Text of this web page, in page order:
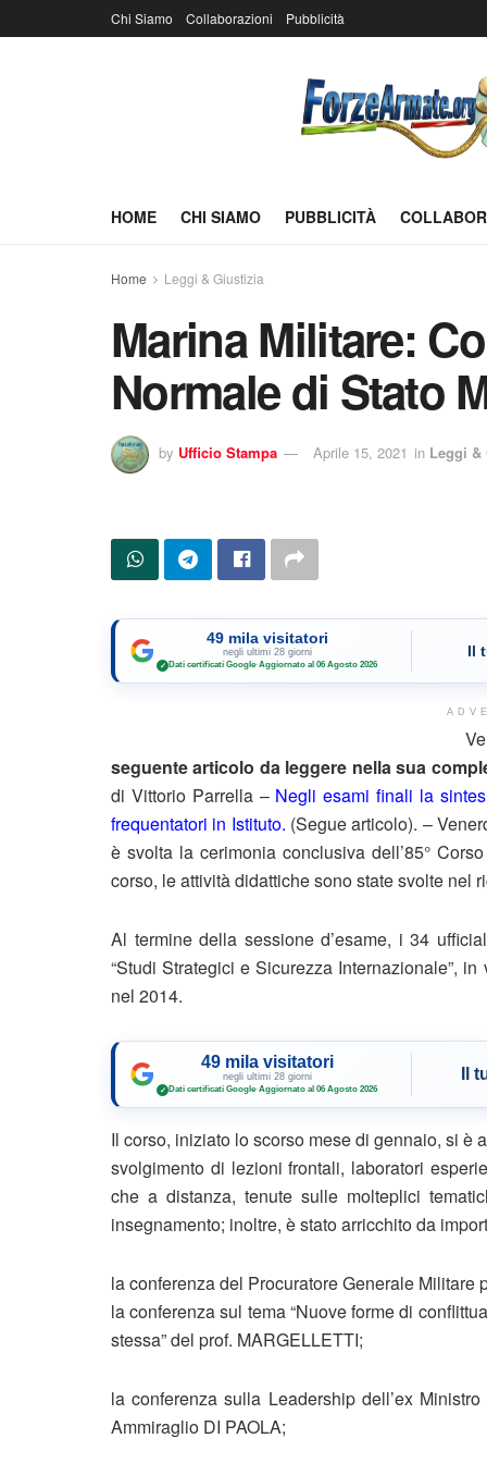
Chi Siamo Collaborazioni Pubblicità
HOME CHI SIAMO PUBBLICITÀ
Home Leggi & Giustizia
Marina Militare:
Normale di Stato
by Ufficio Stampa Aprile 15, 2021 in Leggi &
49 mila visitatori
negli ultimi 28 giorni
✓ Dati certificati Google·Aggiornato al 06 Agosto 2026
Il
seguente articolo da leggere nella sua
di Vittorio Parrella – Negli esami finali la
frequentatori in Istituto. (Segue articolo). –
è svolta la cerimonia conclusiva dell’85°
corso, le attività didattiche sono state svolte nel
Al termine della sessione d’esame, i 34
“Studi Strategici e Sicurezza Internazionale”,
nel 2014.
49 mila visitatori
negli ultimi 28 giorni
✓ Dati certificati Google·Aggiornato al 06 Agosto 2026
Il
Il corso, iniziato lo scorso mese di gennaio, si è
svolgimento di lezioni frontali, laboratori
che a distanza, tenute sulle molteplici
insegnamento; inoltre, è stato arricchito da
la conferenza del Procuratore Generale
la conferenza sul tema “Nuove forme di
stessa” del prof. MARGELLETTI;
la conferenza sulla Leadership dell’ex
Ammiraglio DI PAOLA;